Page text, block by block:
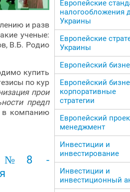
и разв
ученые:
В.Б. Родио
купить
по кур
прои
предп
в компанию
№8 -
Европейские
налогообложения
Украины
Европейские
Украины
Европейский
Европейский
корпоративные
стратегии
Европейский
менеджмент
Инвестиции и
инвестирование
Инвестиции и
инвестиционный